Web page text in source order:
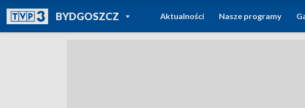
BYDGOSZCZPOWRÓT DO
TVP REGIONY
Aktualności Nasze programy